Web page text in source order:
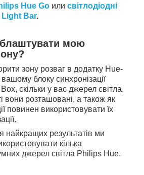
Hue Go или світлодіодні
Light Bar.
мою
зону розваг в додатку Hue-
блоку синхронізації
скільки у вас джерел світла,
вони розташовані, а також як
повинен використовувати їх
найкращих результатів ми
кілька
джерел світла Philips Hue.